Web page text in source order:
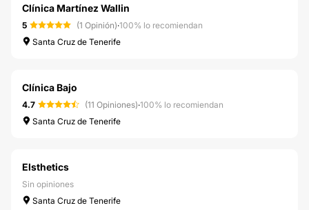
Clínica Martínez Wallin
5 (1 Opinión)·100% lo recomiendan
Santa Cruz de Tenerife
Clínica Bajo
4.7 (11 Opiniones)·100% lo recomiendan
Santa Cruz de Tenerife
Elsthetics
Sin opiniones
Santa Cruz de Tenerife